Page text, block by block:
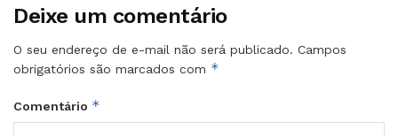
Deixe um comentário
O seu endereço de e-mail não será publicado. Campos
obrigatórios são marcados com *
Comentário *